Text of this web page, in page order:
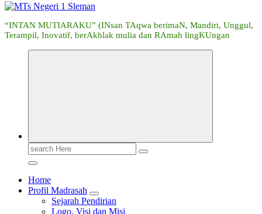
“INTAN MUTIARAKU” (INsan TAqwa berimaN, Mandiri, Unggul,
Terampil, Inovatif, berAkhlak mulia dan RAmah lingKUngan
Search
for:
Home
Profil Madrasah
Sejarah Pendirian
Logo, Visi dan Misi